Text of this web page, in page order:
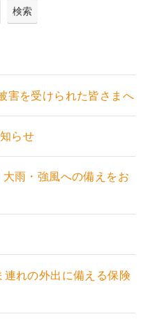
検索
害を受けられた皆さまへ
らせ
雨・強風への備えをお
れの外出に備える保険